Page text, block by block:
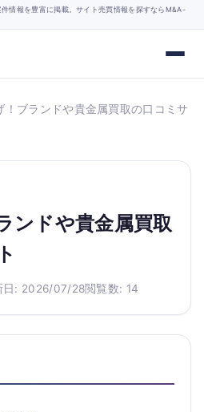
情報を豊富に掲載。サイト売買情報を探すならM&A-
ブランドや貴金属買取の口コミサ
ンドや貴金属買取
日: 2026/07/28閲覧数: 14